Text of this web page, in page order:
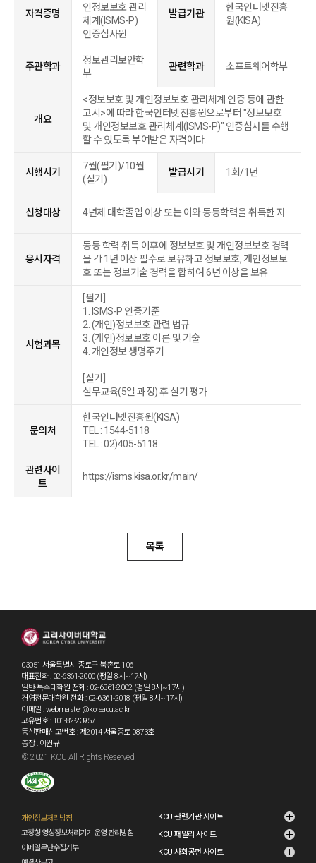
자격증명
인정보보호 관리
체계(ISMS-P)
인증심사원
발급기관
한국인터넷진흥
원(KISA)
주관학과
정보관리보안학
부
관련학과 소프트웨어학부
개요
<정보보호 및 개인정보보호 관리체계 인증 등에 관한
고시>에 따라 한국인터넷진흥원으로부터 "정보보호
및 개인정보보호 관리체계(ISMS-P)" 인증심사를 수행
할 수 있도록 부여받은 자격이다.
시행시기
7월(필기)/10월
(실기)
발급시기 1회/1년
신청대상 4년제 대학졸업 이상 또는 이와 동등학력을 취득한 자
응시자격
동등 학력 취득 이후에 정보보호 및 개인정보보호 경력
을 각 1년 이상 필수로 보유하고 정보보호, 개인정보보
호 또는 정보기술 경력을 합하여 6년 이상을 보유
시험과목
[필기]
1. ISMS-P 인증기준
2. (개인)정보보호 관련 법규
3. (개인)정보보호 이론 및 기술
4. 개인정보 생명주기
[실기]
실무교육(5일 과정) 후 실기 평가
문의처
한국인터넷진흥원(KISA)
TEL : 1544-5118
TEL : 02)405-5118
관련사이
트
https://isms.kisa.or.kr/main/
목록
03051 서울특별시 종로구 북촌로 106
대표전화 : 02-6361-2000 (평일 8시~17시)
일반·특수대학원 전화 : 02-6361-2002 (평일 8시~17시)
경영전문대학원 전화 : 02-6361-2018 (평일 8시~17시)
이메일 : webmaster@koreacu.ac.kr
고유번호 : 101-82-23957
통신판매신고번호 : 제2014-서울종로-0873호
총장 : 이원규
© 2021 KCU All Rights Reserved.
개인정보처리방침
고정형 영상정보처리기기 운영·관리방침
이메일무단수집거부
KCU 관련기관 사이트
KCU 패밀리 사이트
KCU 사회공헌 사이트